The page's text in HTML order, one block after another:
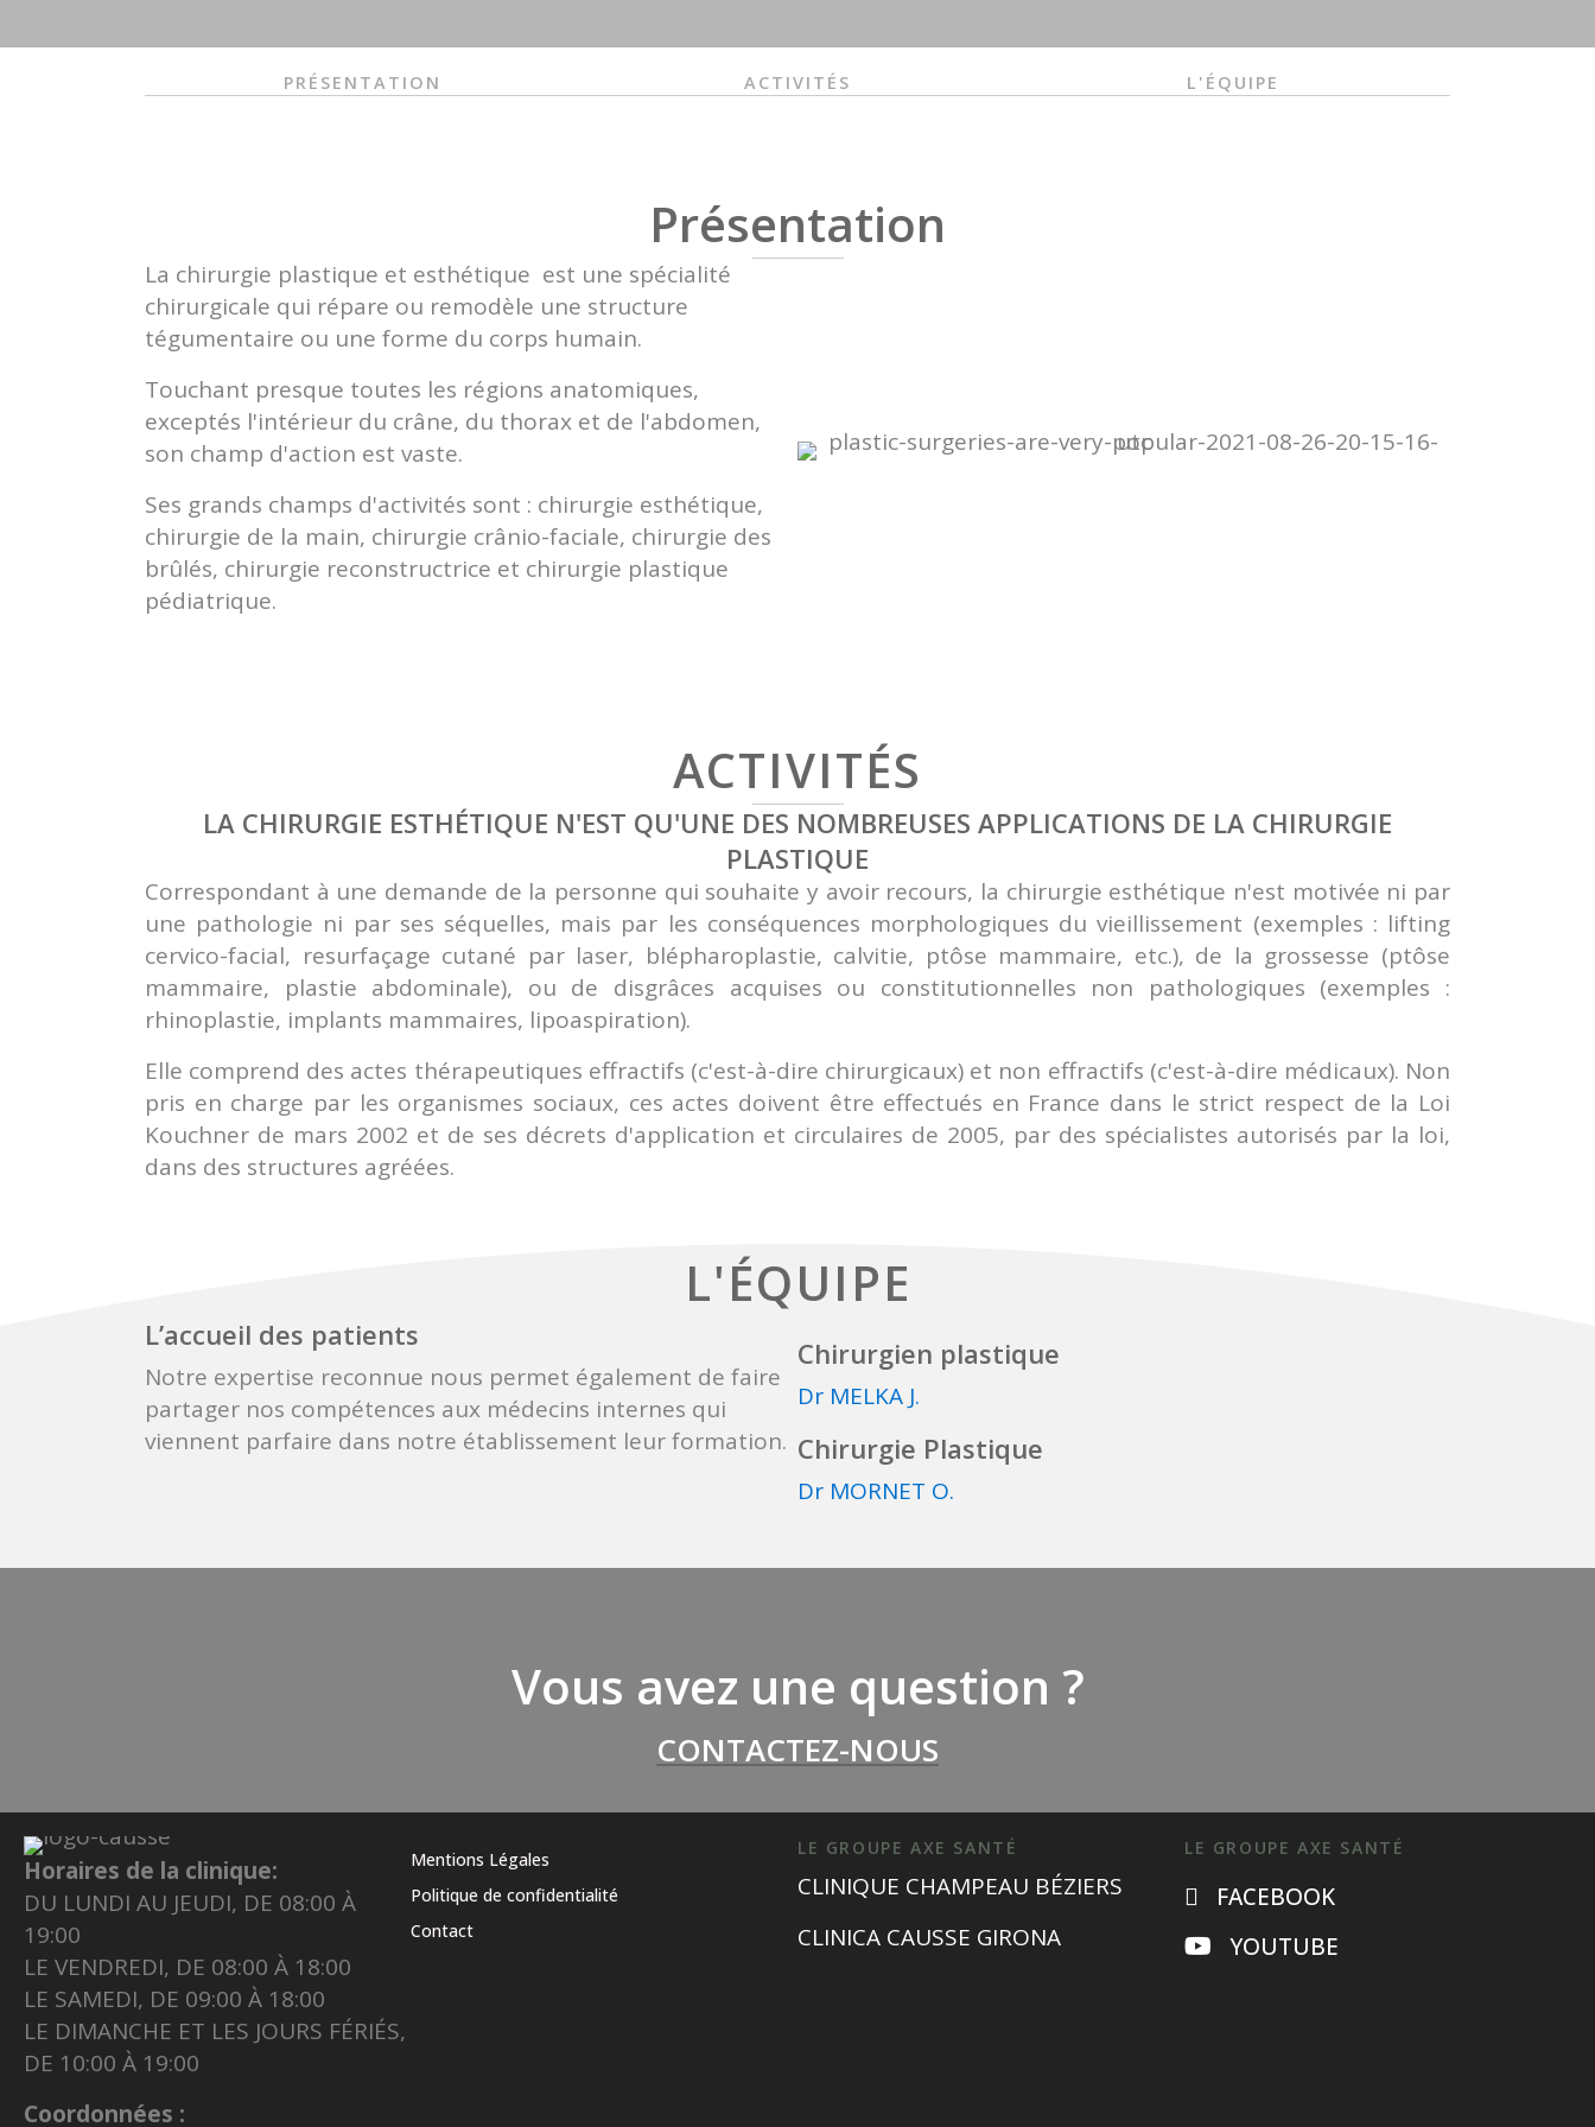
PRÉSENTATION ACTIVITÉS L'ÉQUIPE
Présentation
La chirurgie plastique et esthétique est une spécialité
chirurgicale qui répare ou remodèle une structure
tégumentaire ou une forme du corps humain.
Touchant presque toutes les régions anatomiques,
exceptés l'intérieur du crâne, du thorax et de l'abdomen,
son champ d'action est vaste.
Ses grands champs d'activités sont : chirurgie esthétique,
chirurgie de la main, chirurgie crânio-faciale, chirurgie des
brûlés, chirurgie reconstructrice et chirurgie plastique
pédiatrique.
ACTIVITÉS
LA CHIRURGIE ESTHÉTIQUE N'EST QU'UNE DES NOMBREUSES APPLICATIONS DE LA CHIRURGIE
PLASTIQUE
Correspondant à une demande de la personne qui souhaite y avoir recours, la chirurgie esthétique n'est motivée ni par
une pathologie ni par ses séquelles, mais par les conséquences morphologiques du vieillissement (exemples : lifting
cervico-facial, resurfaçage cutané par laser, blépharoplastie, calvitie, ptôse mammaire, etc.), de la grossesse (ptôse
mammaire, plastie abdominale), ou de disgrâces acquises ou constitutionnelles non pathologiques (exemples :
rhinoplastie, implants mammaires, lipoaspiration).
Elle comprend des actes thérapeutiques effractifs (c'est-à-dire chirurgicaux) et non effractifs (c'est-à-dire médicaux). Non
pris en charge par les organismes sociaux, ces actes doivent être effectués en France dans le strict respect de la Loi
Kouchner de mars 2002 et de ses décrets d'application et circulaires de 2005, par des spécialistes autorisés par la loi,
dans des structures agréées.
L'ÉQUIPE
L’accueil des patients
Notre expertise reconnue nous permet également de faire
partager nos compétences aux médecins internes qui
viennent parfaire dans notre établissement leur formation.
Chirurgien plastique
Dr MELKA J.
Chirurgie Plastique
Dr MORNET O.
Vous avez une question ?
CONTACTEZ-NOUS
Horaires de la clinique:
DU LUNDI AU JEUDI, DE 08:00 À
19:00
LE VENDREDI, DE 08:00 À 18:00
LE SAMEDI, DE 09:00 À 18:00
LE DIMANCHE ET LES JOURS FÉRIÉS,
DE 10:00 À 19:00
Coordonnées :
Mentions Légales
Politique de confidentialité
Contact
LE GROUPE AXE SANTÉ
CLINIQUE CHAMPEAU BÉZIERS
CLINICA CAUSSE GIRONA
LE GROUPE AXE SANTÉ
FACEBOOK
YOUTUBE